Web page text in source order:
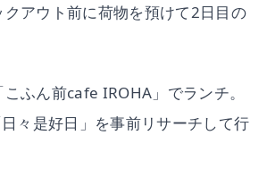
アウト前に荷物を預けて2日目の
ふん前cafe IROHA」でランチ。
々是好日」を事前リサーチして行